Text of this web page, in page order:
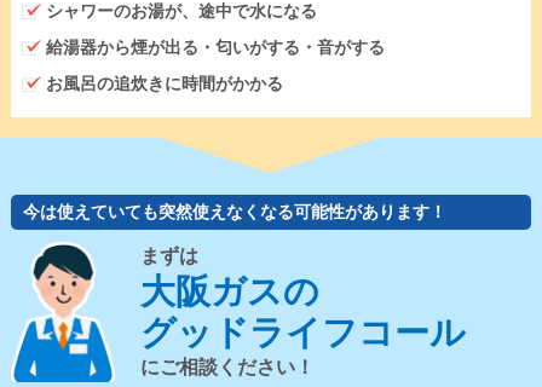
シャワーのお湯が、途中で水になる
給湯器から煙が出る・匂いがする・音がする
お風呂の追炊きに時間がかかる
今は使えていても突然使えなくなる可能性があります！
まずは
大阪ガスの
グッドライフコール
にご相談ください！